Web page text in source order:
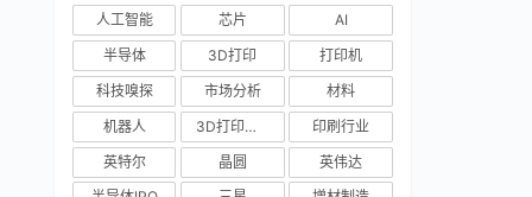
人工智能 芯片
AI
半导体
3D打印
打印机
科技嗅探
市场分析
材料
机器人
3D打印技术
印刷行业
英特尔
晶圆
英伟达